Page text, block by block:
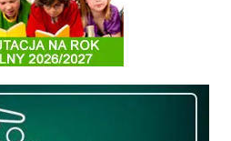
- Pożyczkowa